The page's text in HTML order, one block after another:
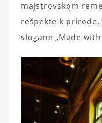
majstrovskom
rešpekte k prírode,
slogane „Made